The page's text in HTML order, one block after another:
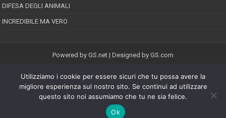
DIFESA DEGLI ANIMALI
INCREDIBILE MA VERO
Powered by GS.net | Designed by GS.com
EPINEION EDITRICE S.R.L.P.Iva 02008710689
Registrazione Tribunale di Pescara reg. speciale della stampa n.08/2012
Direttore responsabile: Maurizio Piccinino
Iscrizione al ROC n.22607
Riproduzione riservata © Copyright 2026, All Rights Reserved
Utilizziamo i cookie per essere sicuri che tu possa avere la
migliore esperienza sul nostro sito. Se continui ad utilizzare
questo sito noi assumiamo che tu ne sia felice.
Ok